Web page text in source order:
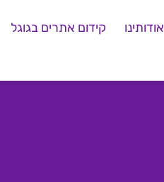
אודותינו קידום אתרים בגוגל